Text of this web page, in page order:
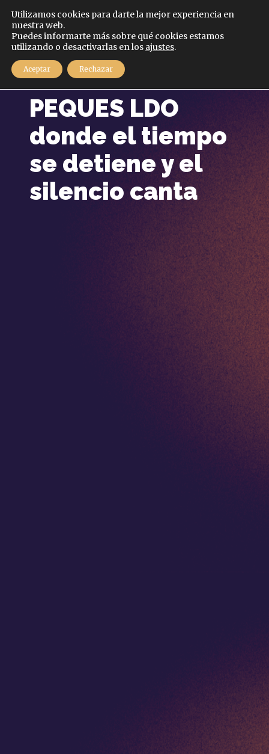
MENÚ
PEQUES LDO
donde el tiempo
se detiene y el
silencio canta
Español
Utilizamos cookies para darte la mejor experiencia en
nuestra web.
Puedes informarte más sobre qué cookies estamos
utilizando o desactivarlas en los ajustes.
Aceptar Rechazar